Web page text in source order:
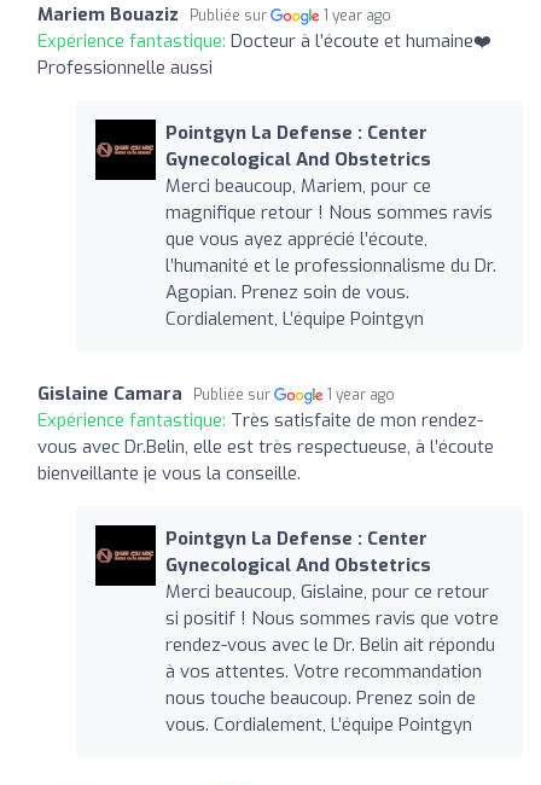
Mariem Bouaziz Publiée sur 1 year ago
Expérience fantastique: Docteur à l’écoute et humaine❤️
Professionnelle aussi
Pointgyn La Defense : Center
Gynecological And Obstetrics
Merci beaucoup, Mariem, pour ce
magnifique retour ! Nous sommes ravis
que vous ayez apprécié l’écoute,
l’humanité et le professionnalisme du Dr.
Agopian. Prenez soin de vous.
Cordialement, L’équipe Pointgyn
Gislaine Camara Publiée sur 1 year ago
Expérience fantastique: Très satisfaite de mon rendez-
vous avec Dr.Belin, elle est très respectueuse, à l’écoute
bienveillante je vous la conseille.
Pointgyn La Defense : Center
Gynecological And Obstetrics
Merci beaucoup, Gislaine, pour ce retour
si positif ! Nous sommes ravis que votre
rendez-vous avec le Dr. Belin ait répondu
à vos attentes. Votre recommandation
nous touche beaucoup. Prenez soin de
vous. Cordialement, L’équipe Pointgyn